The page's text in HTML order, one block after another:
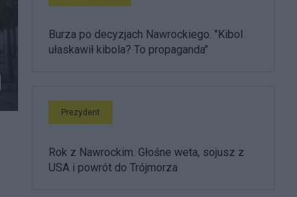
Burza po decyzjach Nawrockiego. "Kibol
ułaskawił kibola? To propaganda"
Prezydent
Rok z Nawrockim. Głośne weta, sojusz z
USA i powrót do Trójmorza